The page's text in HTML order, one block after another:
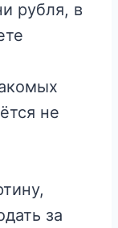
рубля, в
не
за